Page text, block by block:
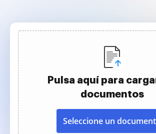
Pulsa aquí para
documentos
Seleccione un